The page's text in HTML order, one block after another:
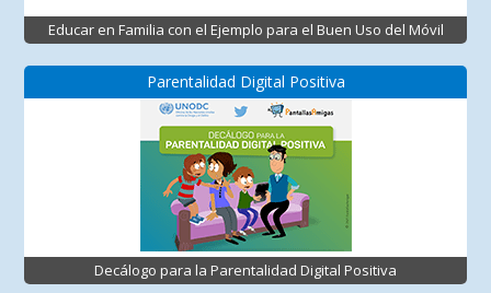
Educar en Familia con el Ejemplo para el Buen Uso del Móvil
Parentalidad Digital Positiva
Decálogo para la Parentalidad Digital Positiva